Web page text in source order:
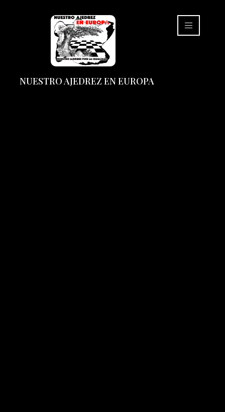
NUESTRO AJEDREZ EN EUROPA